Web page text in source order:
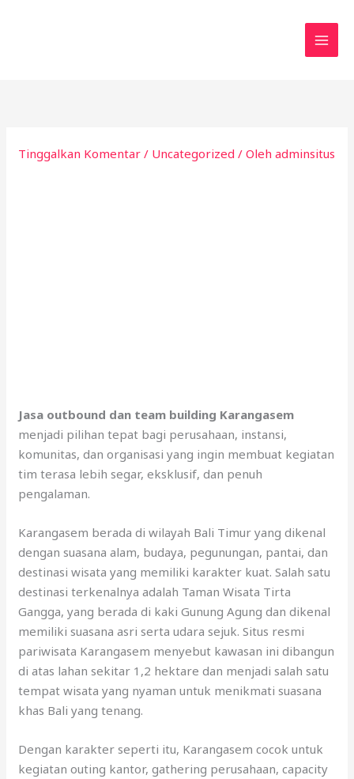
Tinggalkan Komentar / Uncategorized / Olehadminsitus
Jasa outbound dan team building Karangasem
menjadi pilihan tepat bagi perusahaan, instansi,
komunitas, dan organisasi yang ingin membuat kegiatan
tim terasa lebih segar, eksklusif, dan penuh
pengalaman.
Karangasem berada di wilayah Bali Timur yang dikenal
dengan suasana alam, budaya, pegunungan, pantai, dan
destinasi wisata yang memiliki karakter kuat. Salah satu
destinasi terkenalnya adalah Taman Wisata Tirta
Gangga, yang berada di kaki Gunung Agung dan dikenal
memiliki suasana asri serta udara sejuk. Situs resmi
pariwisata Karangasem menyebut kawasan ini dibangun
di atas lahan sekitar 1,2 hektare dan menjadi salah satu
tempat wisata yang nyaman untuk menikmati suasana
khas Bali yang tenang.
Dengan karakter seperti itu, Karangasem cocok untuk
kegiatan outing kantor, gathering perusahaan, capacity